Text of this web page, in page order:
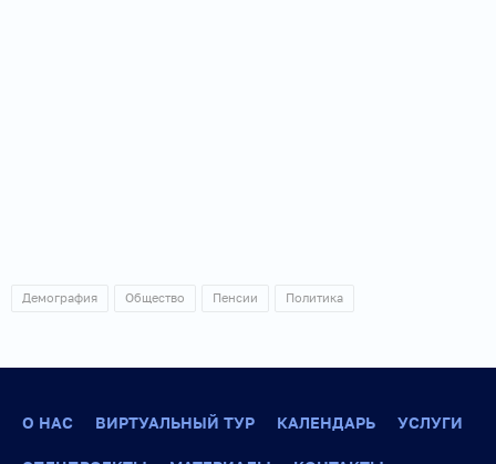
Демография Общество Пенсии Политика
О НАС ВИРТУАЛЬНЫЙ ТУР КАЛЕНДАРЬ УСЛУГИ